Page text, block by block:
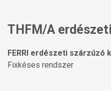
THFM/A
FERRI erdészeti szárzúzó
Fixkéses rendszer